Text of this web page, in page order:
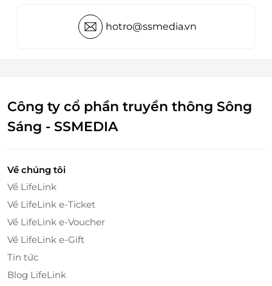
hotro@ssmedia.vn
Công ty cổ phần truyền thông Sông
Sáng - SSMEDIA
Về chúng tôi
Về LifeLink
Về LifeLink e-Ticket
Về LifeLink e-Voucher
Về LifeLink e-Gift
Tin tức
Blog LifeLink